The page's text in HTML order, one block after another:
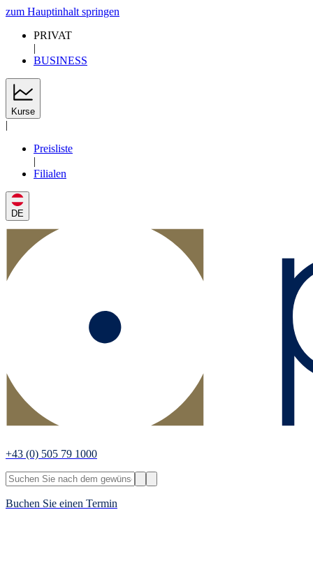
zum Hauptinhalt springen
PRIVAT
|
BUSINESS
Kurse
|
Preisliste
|
Filialen
DE
+43 (0) 505 79 1000
Buchen Sie einen Termin